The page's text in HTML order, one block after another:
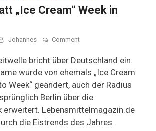
„Ice Cream“ Week in
Johannes Commenton
statt
Cream“
Week
Berlin
bricht über Deutschland ein.
wurde von ehemals „Ice Cream
Week“ geändert, auch der Radius
Berlin über die
erweitert. Lebensmittelmagazin.de
die Eistrends des Jahres.